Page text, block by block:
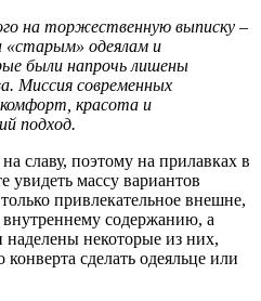
на торжественную выписку –
«старым» одеялам и
были напрочь лишены
Миссия современных
красота и
подход.
славу, поэтому на прилавках в
увидеть массу вариантов
привлекательное внешне,
содержанию, а
некоторые из них,
сделать одеяльце или